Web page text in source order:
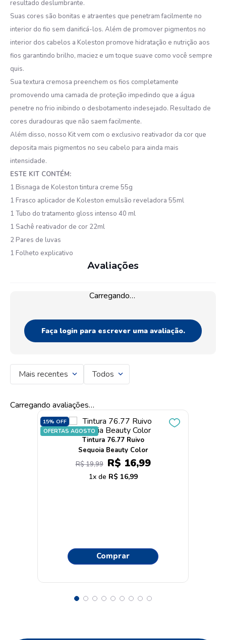
resultado deslumbrante.
Suas cores são bonitas e atraentes que penetram facilmente no
interior do fio sem danificá-los. Além de promover pigmentos no
interior dos cabelos a Koleston promove hidratação e nutrição aos
fios garantindo brilho, maciez e um toque suave como você sempre
quis.
Sua textura cremosa preenchem os fios completamente
promovendo uma camada de proteção impedindo que a água
penetre no frio inibindo o desbotamento indesejado. Resultado de
cores duradouras que não saem facilmente.
Além disso, nosso Kit vem com o exclusivo reativador da cor que
deposita mais pigmentos no seu cabelo para ainda mais
intensidade.
ESTE KIT CONTÉM:
1 Bisnaga de Koleston tintura creme 55g
1 Frasco aplicador de Koleston emulsão reveladora 55ml
1 Tubo do tratamento gloss intenso 40 ml
1 Sachê reativador de cor 22ml
2 Pares de luvas
1 Folheto explicativo
Avaliações
Carregando…
Faça login para escrever uma avaliação.
Mais recentes Todos
Carregando avaliações…
15% OFF
OFERTAS AGOSTO
Tintura 76.77 Ruivo
Sequoia Beauty Color
R$19,99 R$ 16,99
1 R$ 16,99
Comprar